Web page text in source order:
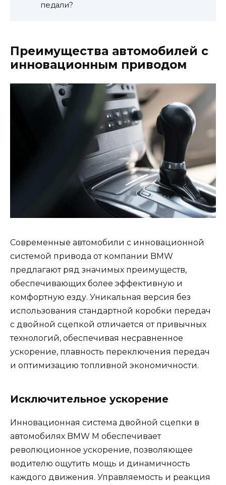
педали?
Преимущества автомобилей с
инновационным приводом
Современные автомобили с инновационной
системой привода от компании BMW
предлагают ряд значимых преимуществ,
обеспечивающих более эффективную и
комфортную езду. Уникальная версия без
использования стандартной коробки передач
с двойной сцепкой отличается от привычных
технологий, обеспечивая несравненное
ускорение, плавность переключения передач
и оптимизацию топливной экономичности.
Исключительное ускорение
Инновационная система двойной сцепки в
автомобилях BMW M обеспечивает
революционное ускорение, позволяющее
водителю ощутить мощь и динамичность
каждого движения. Управляемость и реакция